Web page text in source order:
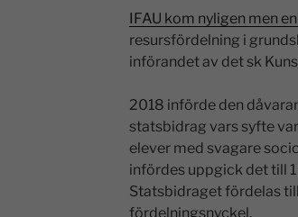
IFAU kom nyligen men
resursfördelning i
införandet av det sk
2018 införde den
statsbidrag vars syfte
elever med svagare
infördes uppgick det till
Statsbidraget fördelas
fördelningsnyckel.